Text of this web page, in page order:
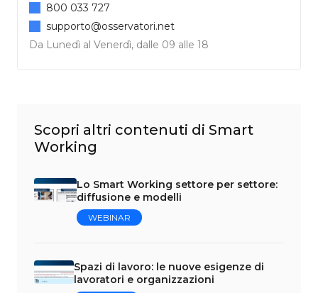
Da Lunedì al Venerdì, dalle 09 alle 18
800 033 727
supporto@osservatori.net
Scopri altri contenuti di Smart
Working
Lo Smart Working settore per settore:
diffusione e modelli
WEBINAR
Spazi di lavoro: le nuove esigenze di
lavoratori e organizzazioni